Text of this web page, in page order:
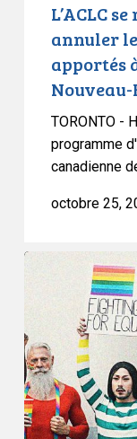
politique
Nouveau-
Brunswick
L’ACLC
annuler
apportés
TORONTO -
programme
canadienne
octobre 25,
:
la
contestation
de
la